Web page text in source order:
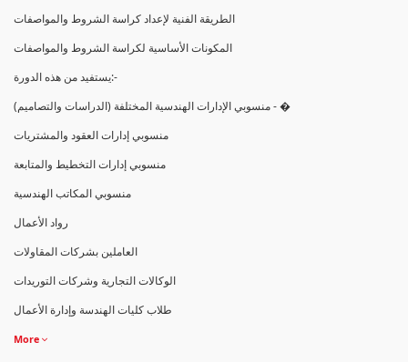
الطريقة الفنية لإعداد كراسة الشروط والمواصفات
المكونات الأساسية لكراسة الشروط والمواصفات
يستفيد من هذه الدورة:-
(منسوبي الإدارات الهندسية المختلفة (الدراسات والتصاميم - �
منسوبي إدارات العقود والمشتريات
منسوبي إدارات التخطيط والمتابعة
منسوبي المكاتب الهندسية
رواد الأعمال
العاملين بشركات المقاولات
الوكالات التجارية وشركات التوريدات
طلاب كليات الهندسة وإدارة الأعمال
More